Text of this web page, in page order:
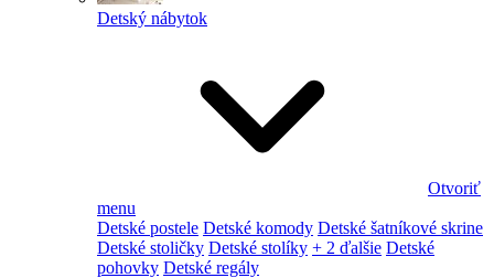
Detský nábytok
Otvoriť
menu
Detské postele Detské komody Detské šatníkové skrine
Detské stoličky Detské stolíky + 2 ďalšie Detské
pohovky Detské regály